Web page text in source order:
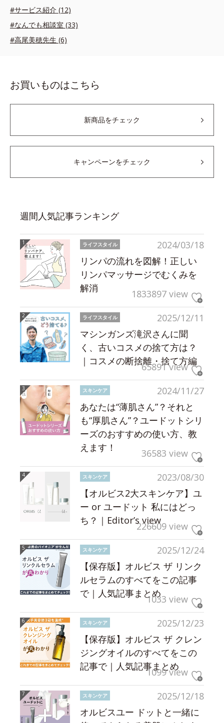
#サービス紹介 (12)
#なんでも相談室 (33)
#高尾美穂先生 (6)
お買いものはこちら
新商品をチェック
キャンペーンをチェック
週間人気記事ランキング
2024/03/18
ライフスタイル
リンパの流れを図解！正しい
リンパマッサージでむくみを
解消
1833897 view
2025/12/11
ライフスタイル
マシンガンズ滝沢さんに聞
く、古いコスメの捨て方は？
｜コスメの断捨離・捨て方編
65891 view
2024/11/27
スキンケア
あなたは“薄肌さん”？それと
も“厚肌さん”？ユードットシリ
ーズのおすすめの使い方、教
えます！
36583 view
2023/08/30
スキンケア
【オルビス2大スキンケア】ユ
ー or ユードット 私にはどっ
ち？｜Editor’s view226609 view
2025/12/24
スキンケア
【保存版】オルビス ザ リンク
ルセラムのすべてをこの記事
で｜人気記事まとめ1033 view
2025/12/23
スキンケア
【保存版】オルビス ザ クレン
ジングオイルのすべてをこの
記事で｜人気記事まとめ
1099 view
2025/12/18
スキンケア
オルビスユー ドットと一緒に